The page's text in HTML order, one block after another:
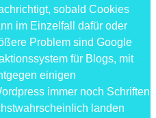
sobald Cookies
im Einzelfall dafür oder
Problem sind Google
für Blogs, mit
einigen
immer noch Schriften
landen